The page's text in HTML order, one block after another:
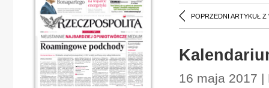
POPRZEDNI ARTYKUŁ Z
16 maja 2017 |